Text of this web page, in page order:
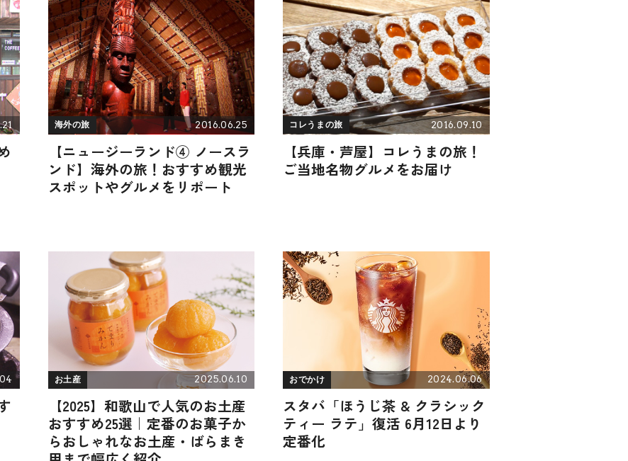
海外の旅 2016.06.25
【ニュージーランド④ ノースラ
ンド】海外の旅！おすすめ観光
スポットやグルメをリポート
コレうまの旅 2016.09.10
【兵庫・芦屋】コレうまの旅！
ご当地名物グルメをお届け
お土産 2025.06.10
【2025】和歌山で人気のお土産
おすすめ25選｜定番のお菓子か
らおしゃれなお土産・ばらまき
おでかけ 2024.06.06
スタバ「ほうじ茶 & クラシック
ティー ラテ」復活 6月12日より
定番化